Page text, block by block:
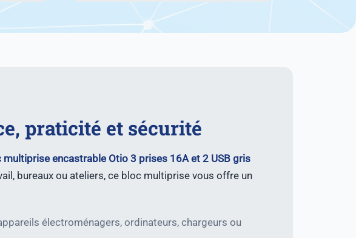
praticité et sécurité
multiprise encastrable Otio 3 prises 16A et 2 USB gris
bureaux ou ateliers, ce bloc multiprise vous offre un
électroménagers, ordinateurs, chargeurs ou